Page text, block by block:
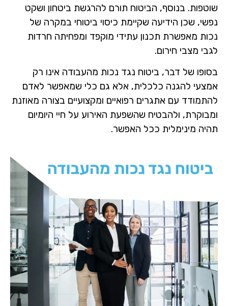
שוטפות. בנוסף, הביטוח תורם להרגשת ביטחון ושקט
נפשי, שכן הידיעה שקיימת כיסוי ביטוחי במקרה של
נכות מאפשרת תכנון עתידי מוקפד ומפחיתה חרדות
לגבי מצבי חירום.
בסופו של דבר, ביטוח נגד נכות מהעבודה אינו רק
אמצעי להגנה כלכלית, אלא גם כלי שמאפשר לאדם
להתמודד עם אתגרים רפואיים ומקצועיים בצורה מאוזנת
ומבוקרת, ולהבטיח שהשפעת האירוע על חיי היומיום
תהיה מינימלית ככל האפשר.